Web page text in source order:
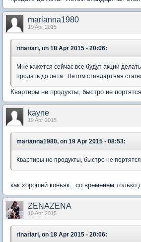
marianna1980
19 Apr 2015
rinariari, on 18 Apr 2015 - 20:06:
Мне кажется сейчас все будут акции
продать до лета. Летом стандартная
Квартиры не продукты, быстро не
kayne
19 Apr 2015
marianna1980, on 19 Apr 2015 - 08:53:
Квартиры не продукты, быстро не
как хороший коньяк...со временем только
ZENAZENA
19 Apr 2015
rinariari, on 18 Apr 2015 - 20:06: